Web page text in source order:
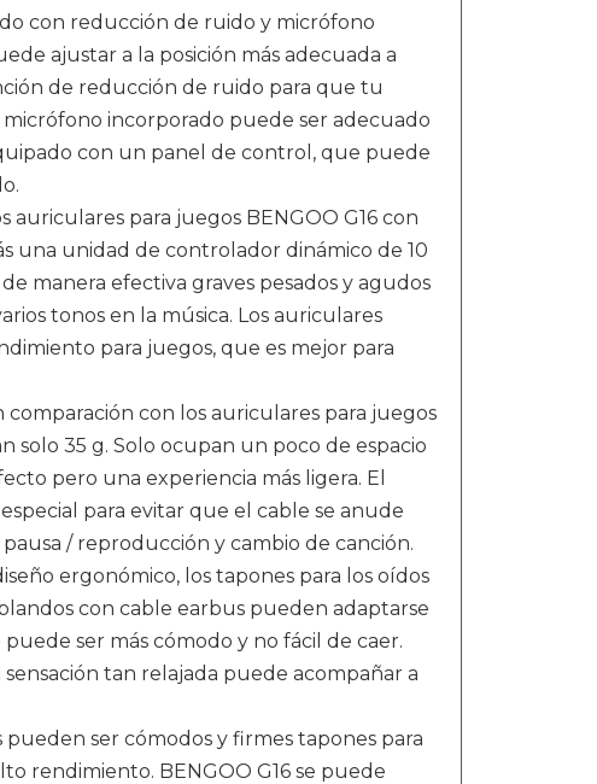
con reducción de ruido y micrófono
ajustar a la posición más adecuada a
de reducción de ruido para que tu
incorporado puede ser adecuado
con un panel de control, que puede
auriculares para juegos BENGOO G16 con
una unidad de controlador dinámico de 10
manera efectiva graves pesados y agudos
tonos en la música. Los auriculares
para juegos, que es mejor para
con los auriculares para juegos
solo 35 g. Solo ocupan un poco de espacio
pero una experiencia más ligera. El
para evitar que el cable se anude
/ reproducción y cambio de canción.
ergonómico, los tapones para los oídos
con cable earbus pueden adaptarse
ser más cómodo y no fácil de caer.
tan relajada puede acompañar a
ser cómodos y firmes tapones para
rendimiento. BENGOO G16 se puede